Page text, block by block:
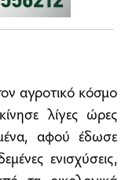
αγροτικό κόσµο
λίγες ώρες
αφού έδωσε
ενισχύσεις,